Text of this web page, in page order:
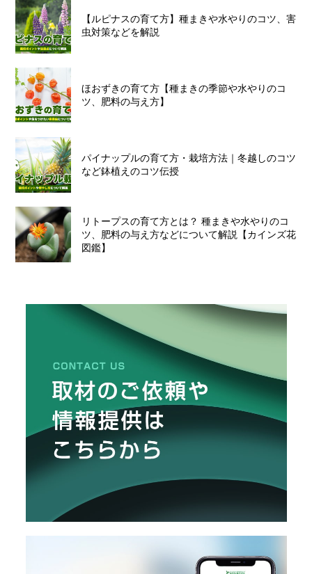
【ルピナスの育て方】種まきや水やりのコツ、害
虫対策などを解説
ほおずきの育て方【種まきの季節や水やりのコ
ツ、肥料の与え方】
パイナップルの育て方・栽培方法｜冬越しのコツ
など鉢植えのコツ伝授
リトープスの育て方とは？ 種まきや水やりのコ
ツ、肥料の与え方などについて解説【カインズ花
図鑑】